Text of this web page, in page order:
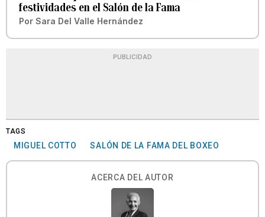
festividades en el Salón de la Fama
Por Sara Del Valle Hernández
PUBLICIDAD
TAGS
MIGUEL COTTO SALÓN DE LA FAMA DEL BOXEO
ACERCA DEL AUTOR